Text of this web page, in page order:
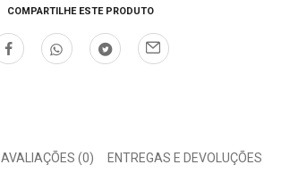
COMPARTILHE ESTE PRODUTO
AVALIAÇÕES (0) ENTREGAS E DEVOLUÇÕES